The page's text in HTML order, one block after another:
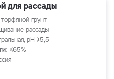
для рассады
грунт
рассады
рН ≥5,5
: ≤65%